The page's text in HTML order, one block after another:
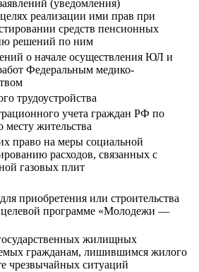
(уведомления)
реализации ими прав при
средств пенсионных
решений по ним
о начале осуществления ЮЛ и
Федеральным медико-
трудоустройства
учета граждан РФ по
жительства
право на меры социальной
расходов, связанных с
газовых плит
приобретения или строительства
программе «Молодежи —
жилищных
гражданам, лишившимся жилого
чрезвычайных ситуаций